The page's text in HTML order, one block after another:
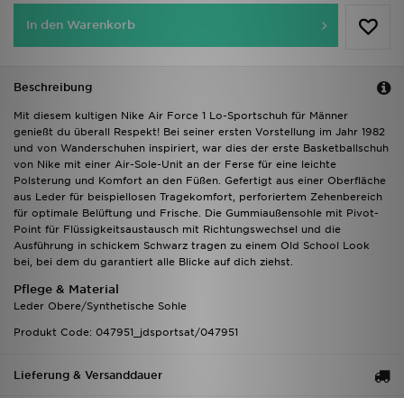
In den Warenkorb
Beschreibung
Mit diesem kultigen Nike Air Force 1 Lo-Sportschuh für Männer
genießt du überall Respekt! Bei seiner ersten Vorstellung im Jahr 1982
und von Wanderschuhen inspiriert, war dies der erste Basketballschuh
von Nike mit einer Air-Sole-Unit an der Ferse für eine leichte
Polsterung und Komfort an den Füßen. Gefertigt aus einer Oberfläche
aus Leder für beispiellosen Tragekomfort, perforiertem Zehenbereich
für optimale Belüftung und Frische. Die Gummiaußensohle mit Pivot-
Point für Flüssigkeitsaustausch mit Richtungswechsel und die
Ausführung in schickem Schwarz tragen zu einem Old School Look
bei, bei dem du garantiert alle Blicke auf dich ziehst.
Pflege & Material
Leder Obere/Synthetische Sohle
Produkt Code: 047951_jdsportsat/047951
Lieferung & Versanddauer